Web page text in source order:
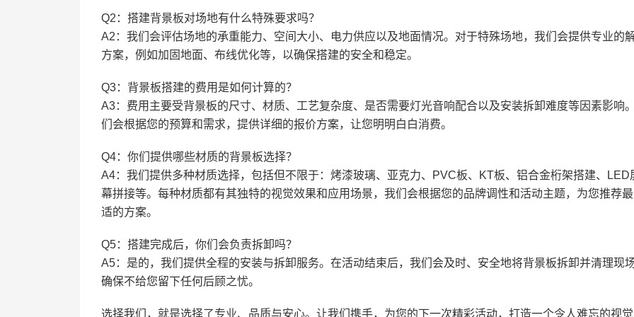
Q2：搭建背景板对场地有什么特殊要求吗？
A2：我们会评估场地的承重能力、空间大小、电力供应以及地面情况。对于特殊场地，我们会提供专业的
方案，例如加固地面、布线优化等，以确保搭建的安全和稳定。
Q3：背景板搭建的费用是如何计算的？
A3：费用主要受背景板的尺寸、材质、工艺复杂度、是否需要灯光音响配合以及安装拆卸难度等因素影响
们会根据您的预算和需求，提供详细的报价方案，让您明明白白消费。
Q4：你们提供哪些材质的背景板选择？
A4：我们提供多种材质选择，包括但不限于：烤漆玻璃、亚克力、PVC板、KT板、铝合金桁架搭建、LED
幕拼接等。每种材质都有其独特的视觉效果和应用场景，我们会根据您的品牌调性和活动主题，为您推荐
适的方案。
Q5：搭建完成后，你们会负责拆卸吗？
A5：是的，我们提供全程的安装与拆卸服务。在活动结束后，我们会及时、安全地将背景板拆卸并清理现场
确保不给您留下任何后顾之忧。
选择我们，就是选择了专业、品质与安心。让我们携手，为您的下一次精彩活动，打造一个令人难忘的视